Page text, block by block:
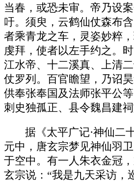
当春，或恐未审。帝乃设
吁。须臾，云鹤仙仗森布
者乘青龙之车，灵姿妙粹
虔拜，使者以左手约之。
江水帝、十二溪真、上清
仗罗列。百官瞻望，乃诏
供奉张奉国及法师张平公
刺史独孤正、县令魏昌建祠
据《太平广记·神仙二
元中，唐玄宗梦见神仙羽
于空中。有一人朱衣金冠
玄宗说：“我是九天采访，